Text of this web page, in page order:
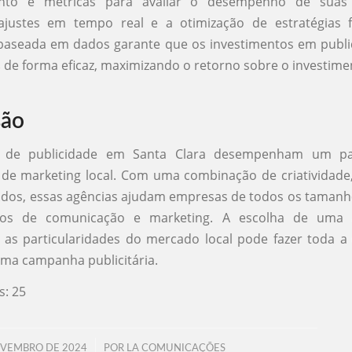
em tempo real e a otimização de estratégias
em dados garante que os investimentos em
forma eficaz, maximizando o retorno sobre o
de publicidade em Santa Clara desempenham um
marketing local. Com uma combinação de
essas agências ajudam empresas de todos os
de comunicação e marketing. A escolha de uma
as particularidades do mercado local pode fazer toda a
campanha publicitária.
25
DE 2024
/ POR LA COMUNICAÇÕES